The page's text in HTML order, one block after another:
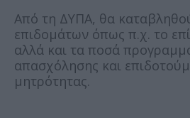
Από τη ΔΥΠΑ, θα
επιδομάτων όπως π.χ. το
αλλά και τα ποσά
απασχόλησης και
μητρότητας.